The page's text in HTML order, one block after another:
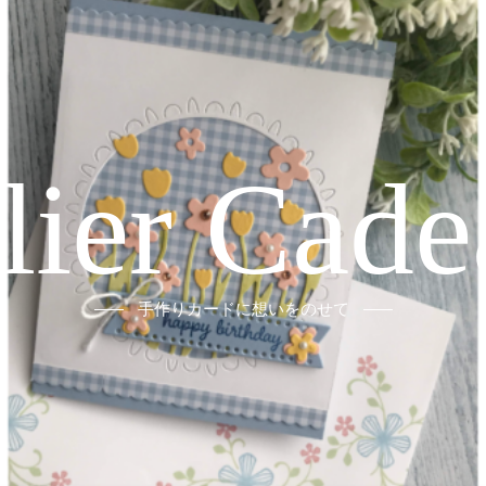
手作りカードに想いをのせて